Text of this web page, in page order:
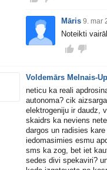
Māris 9. mar
Noteikti
Voldemārs Melnais-
neticu ka reali
autonoma? cik
elektrogeniju ir daudz,
skaidrs ka neviens
dargos un radisies
iedomasimies esmu
sms ka zog, bet iet
sedes divi spekaviri?